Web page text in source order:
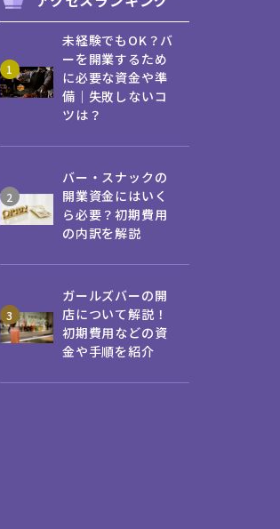
未経験でもOK？バ
ーを開業するため
に必要な資金や準
備｜失敗しないコ
ツは？
バー・スナックの
開業資金にはいく
ら必要？初期費用
の内訳を解説
ガールズバーの開
店について解説！
初期費用などの資
金や手順を紹介